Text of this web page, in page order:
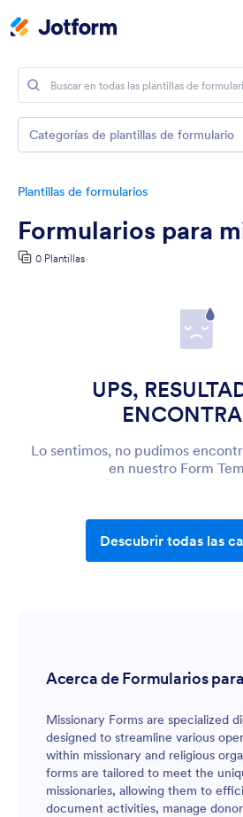
Plantillas de formularios
Formularios para
0 Plantillas
UPS,
Lo sentimos, no pudimos
en nuestro Form
Descubrir todas las
Acerca de Formularios
Missionary Forms are specialized
designed to streamline various
within missionary and religious
forms are tailored to meet the
missionaries, allowing them to
document activities, manage
Categorías de plantillas de formulario